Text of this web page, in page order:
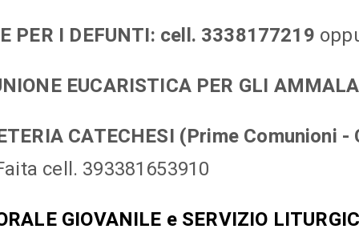
PER I DEFUNTI: cell. 3338177219
EUCARISTICA PER GLI
CATECHESI (Prime Comunioni
cell. 393381653910
GIOVANILE e SERVIZIO